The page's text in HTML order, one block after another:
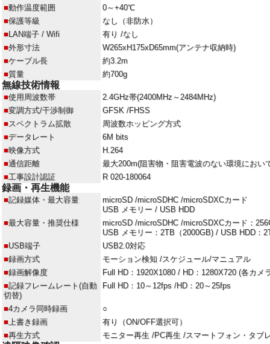
■動作温度範囲
0～+40℃
■保護等級
なし（非防水）
■LAN端子 / Wifi
有り /なし
■外形寸法
W265xH175xD65mm(アンテナ収納時)
■ケーブル長
約3.2m
■質量 約700g
無線技術情報
■使用周波数帯
2.4GHz帯(2400MHz～2484MHz)
■変調方式/干渉制御
GFSK /FHSS
■スペクトラム拡散
周波数ホッピング方式
■データレート
6M bits
■映像方式
H.264
■通信距離
最大200m(阻害物・阻害電波のない環境におい
■工事設計認証 R 020-180064
録画・再生機能
■記録媒体・最大容量
microSD /microSDHC /microSDXCカード
USB メモリー / USB HDD
■最大容量・推奨仕様
microSD /microSDHC /microSDXCカード：
USB メモリー：2TB（2000GB) / USB HDD：
■USB端子
USB2.0対応
■録画方式
モーション検知 /スケジュール/マニュアル
■録画解像度
Full HD：1920X1080 / HD：1280X720 (各カメ
■記録フレームレート(自動
切替)
Full HD：10～12fps /HD：20～25fps
■4カメラ同時録画
○
■上書き録画
有り（ON/OFF選択可）
■再生方式 モニター再生 /PC再生 /スマートフォン・タブ